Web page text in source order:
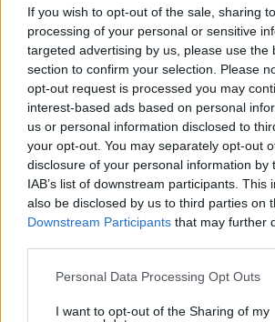
If you wish to opt-out of the sale, sharing
processing of your personal or sensitive
targeted advertising by us, please use the
section to confirm your selection. Please
opt-out request is processed you may
interest-based ads based on personal
us or personal information disclosed to
your opt-out. You may separately opt-out
disclosure of your personal information by
IAB’s list of downstream participants. This
also be disclosed by us to third parties on
Downstream Participants that may further
Please note that this website/app uses
not limited to your visit or usage behaviour.
Personal Data Processing Opt Outs
I want to opt-out of the Sharing of my
40 βαθμούς
Πέθανε το άσπρο κουτάβι που
λύκων στην Κεντρική Μακεδονία:
δείτε βίντεο
πριν 21 λεπτά
Συνελήφθη αστυνομικός για
απείθεια
πριν 28 λεπτά
Δημήτρης Ξανθάκης: Η γνήσια λαϊκή
συνεργασίες, τα κορυφαία του
έκανε καριέρα σε μεγάλες πίστες
πριν 29 λεπτά
προπονητής και ο τεχνικός διευθυντής
πριν 30 λεπτά